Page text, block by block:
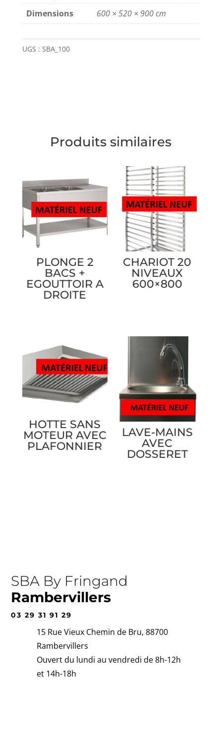
Dimensions 600 × 520 × 900 cm
UGS : SBA_100
Produits similaires
PLONGE 2
BACS +
EGOUTTOIR A
DROITE
CHARIOT 20
NIVEAUX
600×800
HOTTE SANS
MOTEUR AVEC
PLAFONNIER
LAVE-MAINS
AVEC
DOSSERET
SBA By Fringand
Rambervillers
03 29 31 91 29
15 Rue Vieux Chemin de Bru, 88700
Rambervillers
Ouvert du lundi au vendredi de 8h-12h
et 14h-18h